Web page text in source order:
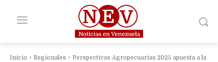
Inicio Regionales
Perspectivas Agropecuarias 2025 apuesta a la